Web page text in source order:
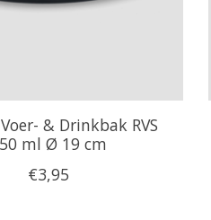
& Drinkbak RVS
ml Ø 19 cm
€3,95